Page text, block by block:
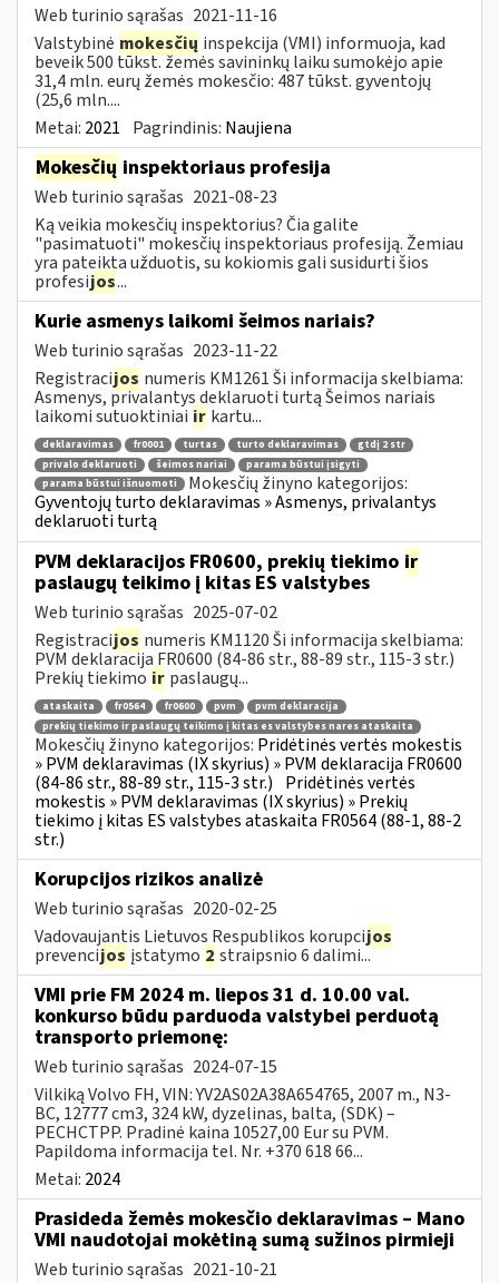
Web turinio sąrašas 2021-11-16
Valstybinė mokesčių inspekcija (VMI) informuoja, kad
beveik 500 tūkst. žemės savininkų laiku sumokėjo apie
31,4 mln. eurų žemės mokesčio: 487 tūkst. gyventojų
(25,6 mln....
Metai: 2021 Pagrindinis: Naujiena
Mokesčių inspektoriaus profesija
Web turinio sąrašas 2021-08-23
Ką veikia mokesčių inspektorius? Čia galite
"pasimatuoti" mokesčių inspektoriaus profesiją. Žemiau
yra pateikta užduotis, su kokiomis gali susidurti šios
profesijos...
Kurie asmenys laikomi šeimos nariais?
Web turinio sąrašas 2023-11-22
Registracijos numeris KM1261 Ši informacija skelbiama:
Asmenys, privalantys deklaruoti turtą Šeimos nariais
laikomi sutuoktiniai ir kartu...
deklaravimas fr0001 turtas turto deklaravimas
gtdį 2 str
privalo deklaruoti
šeimos nariai
parama būstui įsigyti
parama būstui išnuomoti
Mokesčių žinyno kategorijos:
Gyventojų turto deklaravimas » Asmenys, privalantys
deklaruoti turtą
PVM deklaracijos FR0600, prekių tiekimo ir
paslaugų teikimo į kitas ES valstybes
Web turinio sąrašas 2025-07-02
Registracijos numeris KM1120 Ši informacija skelbiama:
PVM deklaracija FR0600 (84-86 str., 88-89 str., 115-3 str.)
Prekių tiekimo ir paslaugų...
ataskaita fr0564 fr0600 pvm
pvm deklaracija
prekių tiekimo ir paslaugų teikimo į kitas es valstybes nares ataskaita
Mokesčių žinyno kategorijos: Pridėtinės vertės mokestis
» PVM deklaravimas (IX skyrius) » PVM deklaracija FR0600
(84-86 str., 88-89 str., 115-3 str.) Pridėtinės vertės
mokestis » PVM deklaravimas (IX skyrius) » Prekių
tiekimo į kitas ES valstybes ataskaita FR0564 (88-1, 88-2
str.)
Korupcijos rizikos analizė
Web turinio sąrašas 2020-02-25
Vadovaujantis Lietuvos Respublikos korupcijos
prevencijos įstatymo 2 straipsnio 6 dalimi...
VMI prie FM 2024 m. liepos 31 d. 10.00 val.
konkurso būdu parduoda valstybei perduotą
transporto priemonę:
Web turinio sąrašas 2024-07-15
Vilkiką Volvo FH, VIN: YV2AS02A38A654765, 2007 m., N3-
BC, 12777 cm3, 324 kW, dyzelinas, balta, (SDK) –
PECHCTPP. Pradinė kaina 10527,00 Eur su PVM.
Papildoma informacija tel. Nr. +370 618 66...
Metai: 2024
Prasideda žemės mokesčio deklaravimas – Mano
VMI naudotojai mokėtiną sumą sužinos pirmieji
Web turinio sąrašas 2021-10-21